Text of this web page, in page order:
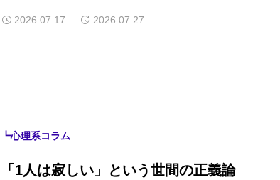
2026.07.17 2026.07.27
┗心理系コラム
「1人は寂しい」という世間の正義論